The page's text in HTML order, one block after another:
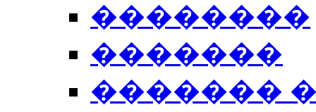
��������
�������
�������